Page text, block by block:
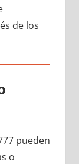
dе los
pueden
ο